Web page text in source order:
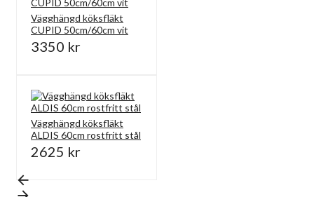
Vägghängd köksfläkt
CUPID 50cm/60cm vit
3350 kr
Vägghängd köksfläkt
ALDIS 60cm rostfritt stål
2625 kr